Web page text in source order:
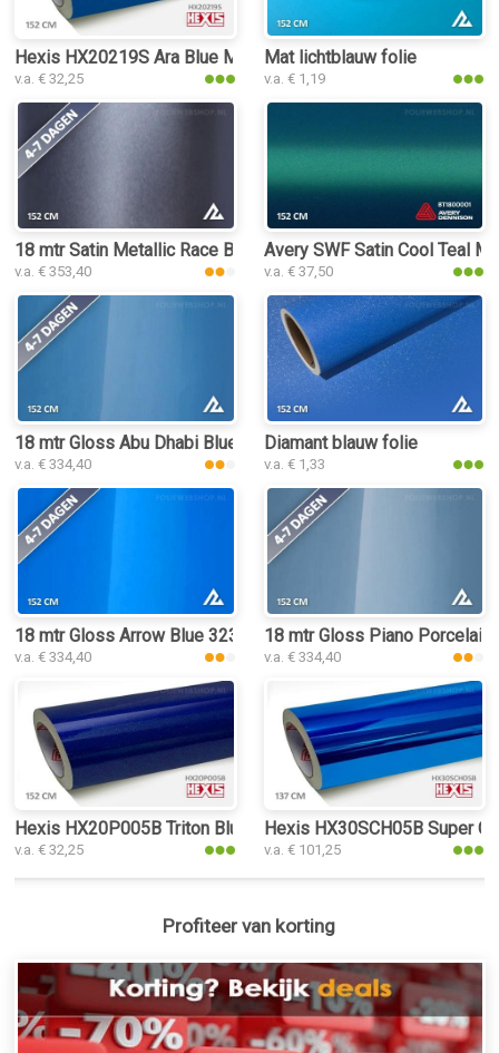
Hexis HX20219S Ara Blue Metallic Satin folie
v.a. € 32,25
Mat lichtblauw folie
v.a. € 1,19
18 mtr Satin Metallic Race Blue 3084 folie
v.a. € 353,40
Avery SWF Satin Cool Teal
v.a. € 37,50
18 mtr Gloss Abu Dhabi Blue 3243 folie
v.a. € 334,40
Diamant blauw folie
v.a. € 1,33
18 mtr Gloss Arrow Blue 3239 folie
v.a. € 334,40
18 mtr Gloss Piano
v.a. € 334,40
Hexis HX20P005B Triton Blue Gloss folie
v.a. € 32,25
Hexis HX30SCH05B Super
v.a. € 101,25
Profiteer van korting